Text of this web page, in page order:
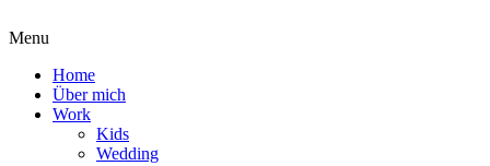
Menu
Home
Über mich
Work
Kids
Wedding